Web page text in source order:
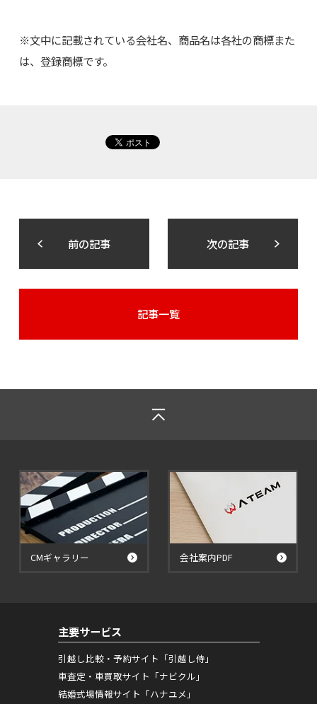
※文中に記載されている会社名、商品名は各社の商標また
は、登録商標です。
前の記事 次の記事
記事一覧
CMギャラリー 会社案内PDF
主要サービス
引越し比較・予約サイト「引越し侍」
車査定・車買取サイト「ナビクル」
結婚式場情報サイト「ハナユメ」